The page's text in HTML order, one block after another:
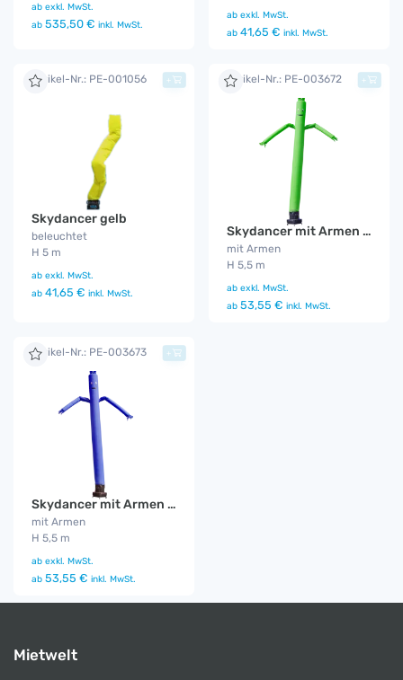
ab exkl. MwSt.
ab 535,50 € inkl. MwSt.
ab exkl. MwSt.
ab 41,65 € inkl. MwSt.
Artikel-Nr.: PE-001056
Skydancer gelb
beleuchtet
H 5 m
ab exkl. MwSt.
ab 41,65 € inkl. MwSt.
+ Artikel-Nr.: PE-003672
Skydancer mit Armen grün
mit Armen
H 5,5 m
ab exkl. MwSt.
ab 53,55 € inkl. MwSt.
+
Artikel-Nr.: PE-003673
Skydancer mit Armen blau
mit Armen
H 5,5 m
ab exkl. MwSt.
ab 53,55 € inkl. MwSt.
+
Mietwelt